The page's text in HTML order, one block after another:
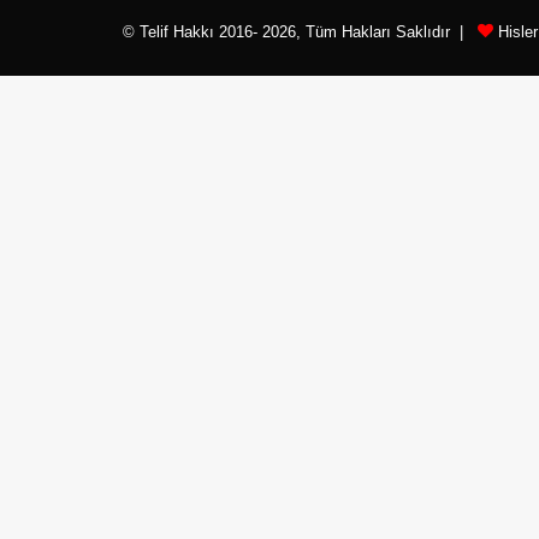
© Telif Hakkı 2016- 2026, Tüm Hakları Saklıdır |